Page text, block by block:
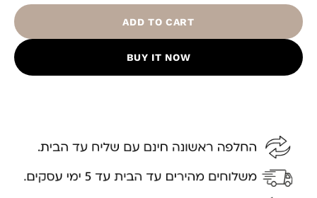
ADD TO CART
BUY IT NOW